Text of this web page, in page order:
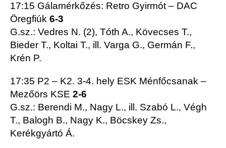
17:15 Gálamérkőzés: Retro Gyirmót – DAC
Öregfiúk 6-3
G.sz.: Vedres N. (2), Tóth A., Kövecses T.,
Bieder T., Koltai T., ill. Varga G., Germán F.,
Krén P.
17:35 P2 – K2. 3-4. hely ESK Ménfőcsanak –
Mezőörs KSE 2-6
G.sz.: Berendi M., Nagy L., ill. Szabó L., Végh
T., Balogh B., Nagy K., Böcskey Zs.,
Kerékgyártó Á.